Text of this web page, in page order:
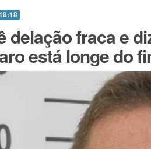
delação fraca e
está longe do